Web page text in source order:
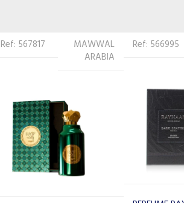
Ref: 566995 RAYHAAN Ref: 522540